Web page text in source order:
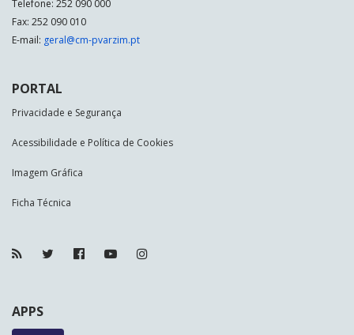
Telefone: 252 090 000
Fax: 252 090 010
E-mail: geral@cm-pvarzim.pt
PORTAL
Privacidade e Segurança
Acessibilidade e Política de Cookies
Imagem Gráfica
Ficha Técnica
APPS